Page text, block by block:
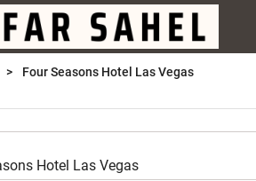
Four Seasons Hotel Las Vegas